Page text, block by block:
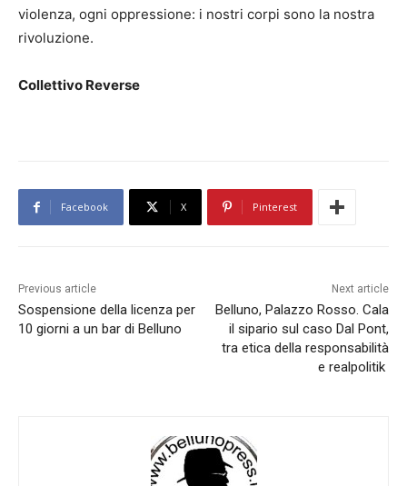
violenza, ogni oppressione: i nostri corpi sono la nostra
rivoluzione.
Collettivo Reverse
Facebook X Pinterest
Previous article
Sospensione della licenza per
10 giorni a un bar di Belluno
Next article
Belluno, Palazzo Rosso. Cala
il sipario sul caso Dal Pont,
tra etica della responsabilità
e realpolitik